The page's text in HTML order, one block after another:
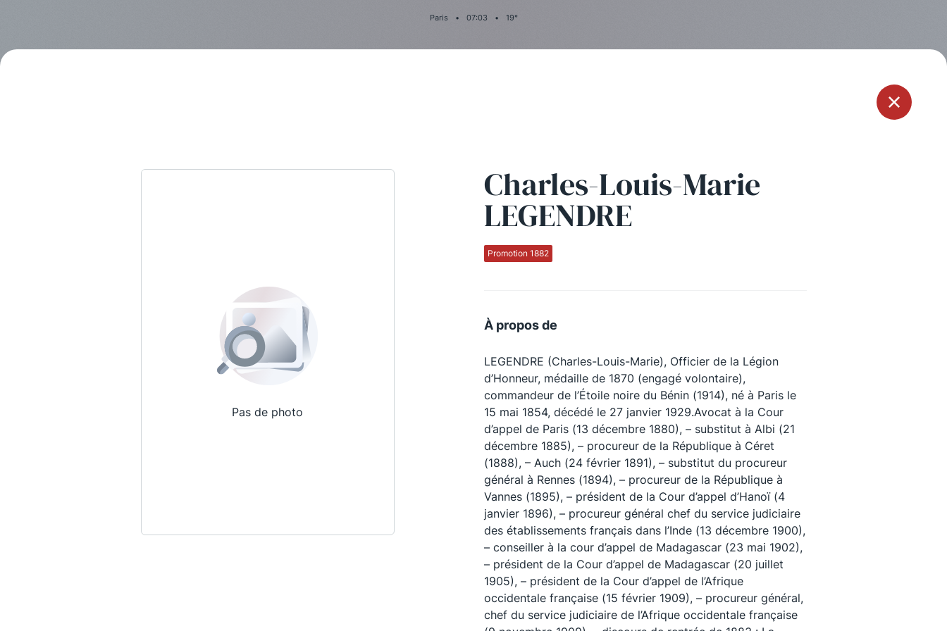
Paris • 07:03 • 19°
Pas de photo
Charles-Louis-Marie
LEGENDRE
Promotion 1882
À propos de
LEGENDRE (Charles-Louis-Marie), Officier de la Légion
d’Honneur, médaille de 1870 (engagé volontaire),
commandeur de l’Étoile noire du Bénin (1914), né à Paris le
15 mai 1854, décédé le 27 janvier 1929.Avocat à la Cour
d’appel de Paris (13 décembre 1880), – substitut à Albi (21
décembre 1885), – procureur de la République à Céret
(1888), – Auch (24 février 1891), – substitut du procureur
général à Rennes (1894), – procureur de la République à
Vannes (1895), – président de la Cour d’appel d’Hanoï (4
janvier 1896), – procureur général chef du service judiciaire
des établissements français dans l’Inde (13 décembre 1900),
– conseiller à la cour d’appel de Madagascar (23 mai 1902),
– président de la Cour d’appel de Madagascar (20 juillet
1905), – président de la Cour d’appel de l’Afrique
occidentale française (15 février 1909), – procureur général,
chef du service judiciaire de l’Afrique occidentale française
Le Concours de la Conférence
Suivez-nous